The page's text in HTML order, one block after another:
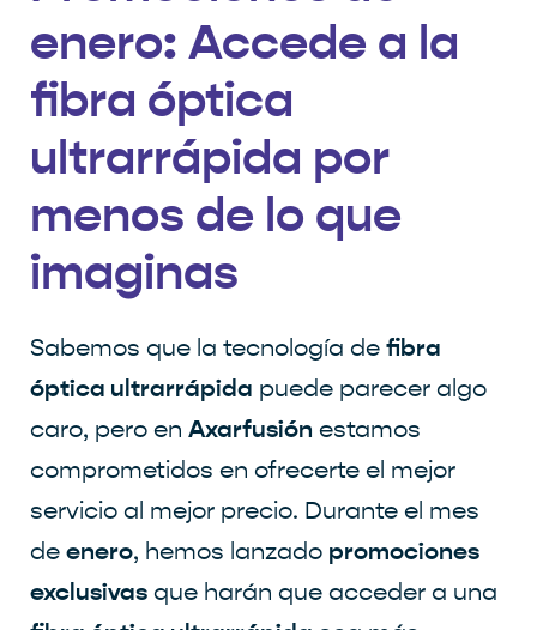
enero: Accede a la
fibra óptica
ultrarrápida por
menos de lo que
imaginas
Sabemos que la tecnología de fibra
óptica ultrarrápida puede parecer algo
caro, pero en Axarfusión estamos
comprometidos en ofrecerte el mejor
servicio al mejor precio. Durante el mes
de enero, hemos lanzado promociones
exclusivas que harán que acceder a una